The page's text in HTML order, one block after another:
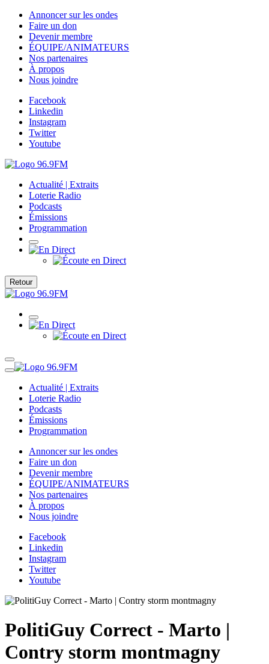
Annoncer sur les ondes
Faire un don
Devenir membre
ÉQUIPE/ANIMATEURS
Nos partenaires
À propos
Nous joindre
Facebook
Linkedin
Instagram
Twitter
Youtube
Actualité | Extraits
Loterie Radio
Podcasts
Émissions
Programmation
Retour
Actualité | Extraits
Loterie Radio
Podcasts
Émissions
Programmation
Annoncer sur les ondes
Faire un don
Devenir membre
ÉQUIPE/ANIMATEURS
Nos partenaires
À propos
Nous joindre
Facebook
Linkedin
Instagram
Twitter
Youtube
PolitiGuy Correct - Marto |
Contry storm montmagny